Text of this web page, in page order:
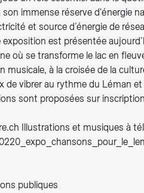
immense réserve d'énergie
et source d’énergie de
est présentée
où se transforme le lac en
musicale, à la croisée de la
de vibrer au rythme du Léman
sont proposées sur
Illustrations et musiques à
publiques